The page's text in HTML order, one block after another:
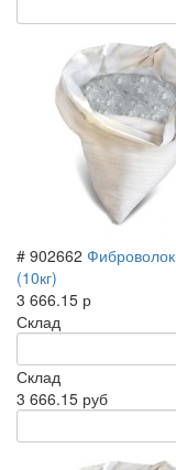
# 902662
(10кг)
3 666.15 р
Склад
Склад
3 666.15 руб